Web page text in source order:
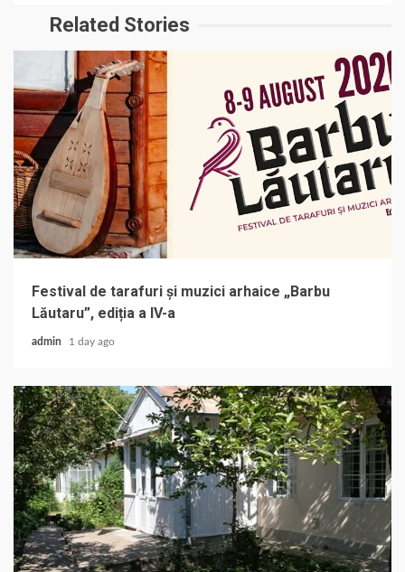
Related Stories
Festival de tarafuri și muzici arhaice „Barbu
Lăutaru”, ediția a IV-a
admin 1 day ago